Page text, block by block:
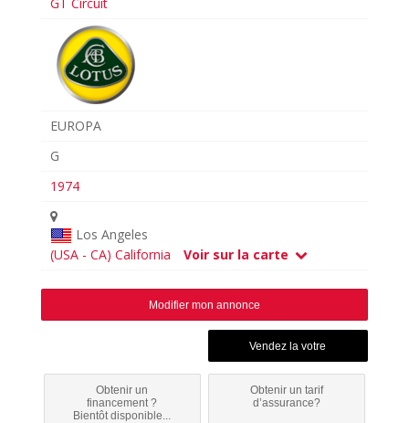
EUROPA
G
1974
Los Angeles
(USA - CA) California
Voir sur la carte
Modifier mon annonce
Obtenir un
financement ?
Bientôt disponible...
Obtenir un tarif
d’assurance?